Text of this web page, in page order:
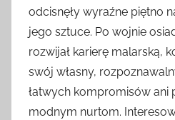
odcisnęły wyraźne piętno
jego sztuce. Po wojnie
rozwijał karierę malarską,
swój własny,
łatwych kompromisów ani
modnym nurtom.